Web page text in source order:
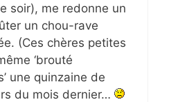
soir), me redonne un
un chou-rave
(Ces chères petites
‘brouté
une quinzaine de
du mois dernier…